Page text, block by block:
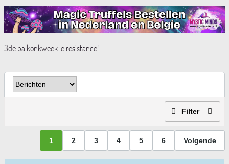
3de balkonkweek le resistance!
Filter
1 2 3 4 5 6 Volgende